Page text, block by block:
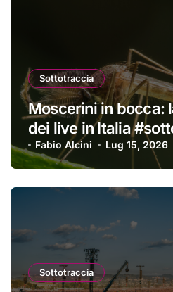
Sottotraccia
Moscerini in bocca:
dei live in Italia
Fabio Alcini Lug 15, 2026
Sottotraccia